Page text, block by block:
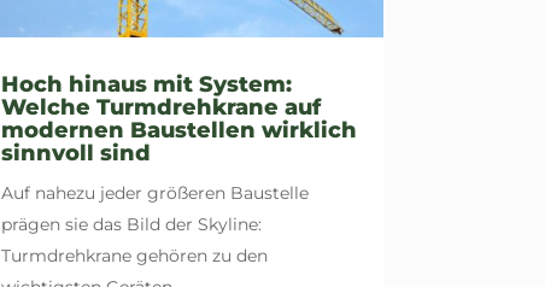
Hoch hinaus mit System:
Welche Turmdrehkrane auf
modernen Baustellen wirklich
sinnvoll sind
Auf nahezu jeder größeren Baustelle
prägen sie das Bild der Skyline:
Turmdrehkrane gehören zu den